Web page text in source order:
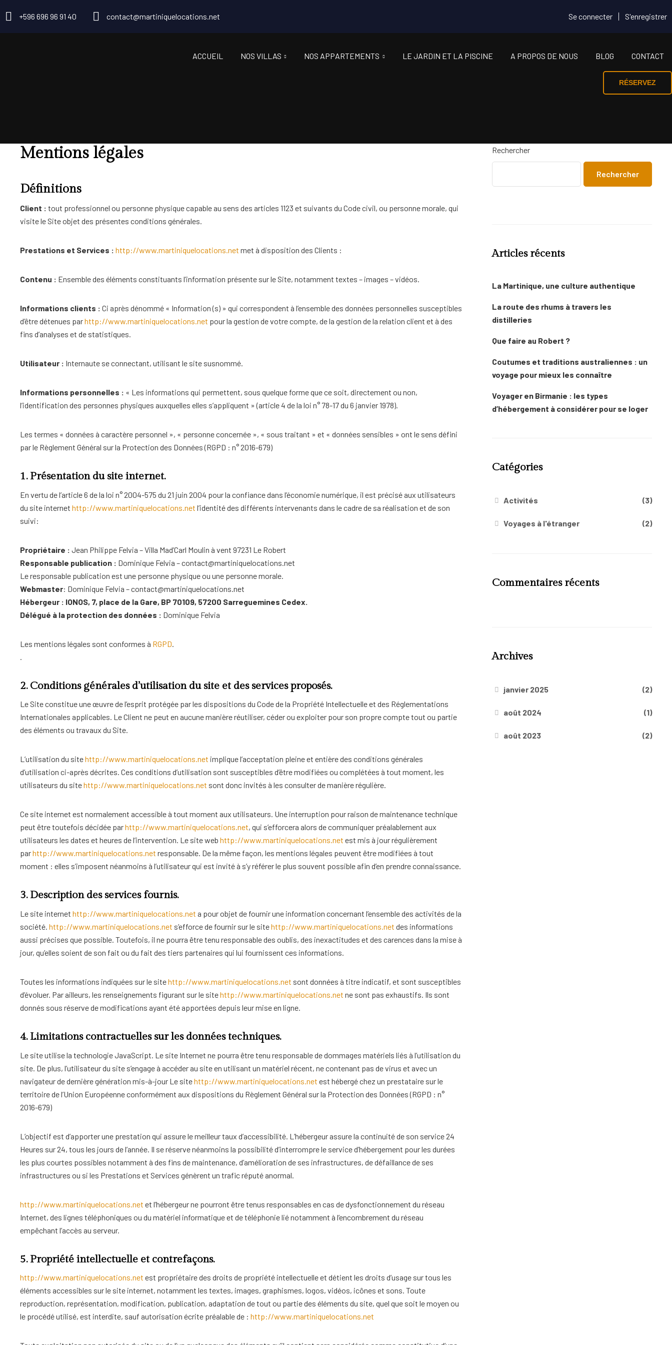
+596 696 96 91 40 contact@martiniquelocations.net Se connecter S'enregistrer
ACCUEIL NOS VILLAS NOS APPARTEMENTS LE JARDIN ET LA PISCINE A PROPOS DE NOUS BLOG CONTACT
RÉSERVEZ
Mentions légales
Définitions
Client : tout professionnel ou personne physique capable au sens des articles 1123 et suivants du Code civil, ou personne morale, qui
visite le Site objet des présentes conditions générales.
Prestations et Services : http://www.martiniquelocations.net met à disposition des Clients :
Contenu : Ensemble des éléments constituants l’information présente sur le Site, notamment textes – images – vidéos.
Informations clients : Ci après dénommé « Information (s) » qui correspondent à l’ensemble des données personnelles susceptibles
d’être détenues parhttp://www.martiniquelocations.net pour la gestion de votre compte, de la gestion de la relation client et à des
fins d’analyses et de statistiques.
Utilisateur : Internaute se connectant, utilisant le site susnommé.
Informations personnelles : « Les informations qui permettent, sous quelque forme que ce soit, directement ou non,
l’identification des personnes physiques auxquelles elles s’appliquent » (article 4 de la loi n° 78-17 du 6 janvier 1978).
Les termes « données à caractère personnel », « personne concernée », « sous traitant » et « données sensibles » ont le sens défini
par le Règlement Général sur la Protection des Données (RGPD : n° 2016-679)
1. Présentation du site internet.
En vertu de l’article 6 de la loi n° 2004-575 du 21 juin 2004 pour la confiance dans l’économie numérique, il est précisé aux utilisateurs
du site internet http://www.martiniquelocations.net l’identité des différents intervenants dans le cadre de sa réalisation et de son
suivi:
Propriétaire : Jean Philippe Felvia – Villa Mad’Carl Moulin à vent 97231 Le Robert
Responsable publication : Dominique Felvia – contact@martiniquelocations.net
Le responsable publication est une personne physique ou une personne morale.
Webmaster: Dominique Felvia – contact@martiniquelocations.net
Hébergeur : IONOS, 7, place de la Gare, BP 70109, 57200 Sarreguemines Cedex.
Délégué à la protection des données : Dominique Felvia
Les mentions légales sont conformes à RGPD.
.
2. Conditions générales d’utilisation du site et des services proposés.
Le Site constitue une œuvre de l’esprit protégée par les dispositions du Code de la Propriété Intellectuelle et des Réglementations
Internationales applicables. Le Client ne peut en aucune manière réutiliser, céder ou exploiter pour son propre compte tout ou partie
des éléments ou travaux du Site.
L’utilisation du sitehttp://www.martiniquelocations.net implique l’acceptation pleine et entière des conditions générales
d’utilisation ci-après décrites. Ces conditions d’utilisation sont susceptibles d’être modifiées ou complétées à tout moment, les
utilisateurs du sitehttp://www.martiniquelocations.net sont donc invités à les consulter de manière régulière.
Ce site internet est normalement accessible à tout moment aux utilisateurs. Une interruption pour raison de maintenance technique
peut être toutefois décidée parhttp://www.martiniquelocations.net, qui s’efforcera alors de communiquer préalablement aux
utilisateurs les dates et heures de l’intervention. Le site web http://www.martiniquelocations.net est mis à jour régulièrement
parhttp://www.martiniquelocations.net responsable. De la même façon, les mentions légales peuvent être modifiées à tout
moment : elles s’imposent néanmoins à l’utilisateur qui est invité à s’y référer le plus souvent possible afin d’en prendre connaissance.
3. Description des services fournis.
Le site internet http://www.martiniquelocations.net a pour objet de fournir une information concernant l’ensemble des activités de la
société. http://www.martiniquelocations.net s’efforce de fournir sur le sitehttp://www.martiniquelocations.net des informations
aussi précises que possible. Toutefois, il ne pourra être tenu responsable des oublis, des inexactitudes et des carences dans la mise à
jour, qu’elles soient de son fait ou du fait des tiers partenaires qui lui fournissent ces informations.
Toutes les informations indiquées sur le sitehttp://www.martiniquelocations.net sont données à titre indicatif, et sont susceptibles
d’évoluer. Par ailleurs, les renseignements figurant sur le sitehttp://www.martiniquelocations.net ne sont pas exhaustifs. Ils sont
donnés sous réserve de modifications ayant été apportées depuis leur mise en ligne.
4. Limitations contractuelles sur les données techniques.
Le site utilise la technologie JavaScript. Le site Internet ne pourra être tenu responsable de dommages matériels liés à l’utilisation du
site. De plus, l’utilisateur du site s’engage à accéder au site en utilisant un matériel récent, ne contenant pas de virus et avec un
navigateur de dernière génération mis-à-jour Le sitehttp://www.martiniquelocations.net est hébergé chez un prestataire sur le
territoire de l’Union Européenne conformément aux dispositions du Règlement Général sur la Protection des Données (RGPD : n°
2016-679)
L’objectif est d’apporter une prestation qui assure le meilleur taux d’accessibilité. L’hébergeur assure la continuité de son service 24
Heures sur 24, tous les jours de l’année. Il se réserve néanmoins la possibilité d’interrompre le service d’hébergement pour les durées
les plus courtes possibles notamment à des fins de maintenance, d’amélioration de ses infrastructures, de défaillance de ses
infrastructures ou si les Prestations et Services génèrent un trafic réputé anormal.
http://www.martiniquelocations.net et l’hébergeur ne pourront être tenus responsables en cas de dysfonctionnement du réseau
Internet, des lignes téléphoniques ou du matériel informatique et de téléphonie lié notamment à l’encombrement du réseau
empêchant l’accès au serveur.
5. Propriété intellectuelle et contrefaçons.
http://www.martiniquelocations.net est propriétaire des droits de propriété intellectuelle et détient les droits d’usage sur tous les
éléments accessibles sur le site internet, notamment les textes, images, graphismes, logos, vidéos, icônes et sons. Toute
reproduction, représentation, modification, publication, adaptation de tout ou partie des éléments du site, quel que soit le moyen ou
le procédé utilisé, est interdite, sauf autorisation écrite préalable de : http://www.martiniquelocations.net
Rechercher
Rechercher
Articles récents
La Martinique, une culture authentique
La route des rhums à travers les
distilleries
Que faire au Robert ?
Coutumes et traditions australiennes : un
voyage pour mieux les connaître
Voyager en Birmanie : les types
d’hébergement à considérer pour se loger
Catégories
Activités (3)
Voyages à l'étranger (2)
Commentaires récents
Archives
janvier 2025 (2)
août 2024 (1)
août 2023 (2)